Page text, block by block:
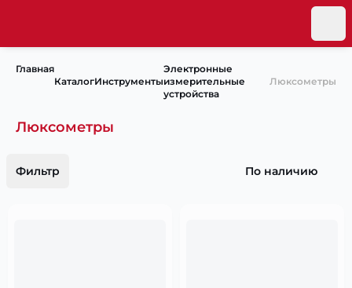
Главная
КаталогИнструменты
Электронные
измерительные
устройства
Люксометры
Люксометры
Фильтр По наличию